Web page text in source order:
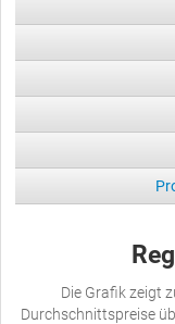
Die Grafik zeigt
Durchschnittspreise